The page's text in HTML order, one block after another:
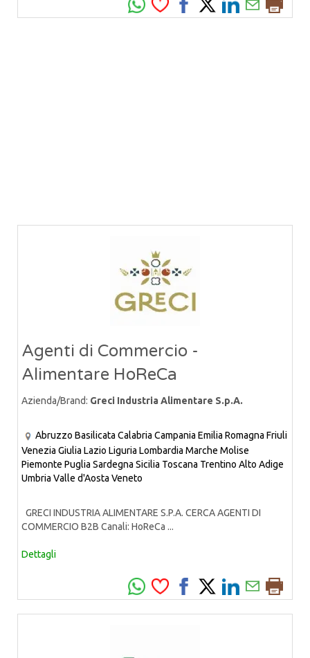
Agenti di Commercio -
Alimentare HoReCa
Azienda/Brand: Greci Industria Alimentare S.p.A.
Abruzzo Basilicata Calabria Campania Emilia Romagna Friuli
Venezia Giulia Lazio Liguria Lombardia Marche Molise
Piemonte Puglia Sardegna Sicilia Toscana Trentino Alto Adige
Umbria Valle d'Aosta Veneto
GRECI INDUSTRIA ALIMENTARE S.P.A. CERCA AGENTI DI
COMMERCIO B2B Canali: HoReCa ...
Dettagli